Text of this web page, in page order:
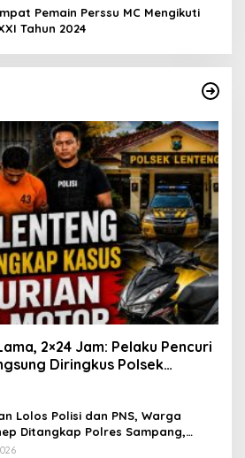
Pemain Perssu MC Mengikuti
Tahun 2024
2×24 Jam: Pelaku Pencuri
Diringkus Polsek
Manding
Lolos Polisi dan PNS, Warga
Ditangkap Polres Sampang,
Rugi Rp 600 juta